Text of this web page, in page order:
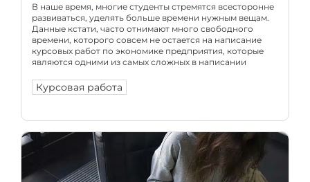
В наше время, многие студенты стремятся всесторонне
развиваться, уделять больше времени нужным вещам.
Данные кстати, часто отнимают много свободного
времени, которого совсем не остается на написание
курсовых работ по экономике предприятия, которые
являются одними из самых сложных в написании
Курсовая работа